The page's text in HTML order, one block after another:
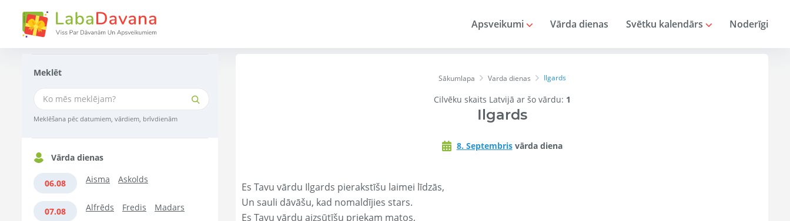
Apsveikumi Vārda dienas Svētku kalendārs Noderīgi
Meklēt
Meklēšana pēc datumiem, vārdiem, brīvdienām
Vārda dienas
06.08 Aisma Askolds
07.08 Alfrēds Fredis Madars
Sākumlapa Varda dienas Ilgards
Cilvēku skaits Latvijā ar šo vārdu: 1
Ilgards
8. Septembrisvārda diena
Es Tavu vārdu Ilgards pierakstīšu laimei līdzās,
Un sauli dāvāšu, kad nomaldījies stars.
Es Tavu vārdu aizsūtīšu priekam matos,